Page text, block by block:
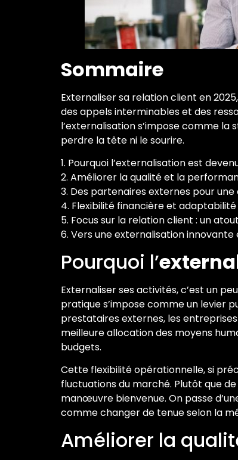
Sommaire
Externaliser sa relation client en
des appels interminables et des
l’externalisation s’impose comme
perdre la tête ni le sourire.
1. Pourquoi l’externalisation est
2. Améliorer la qualité et la
3. Des partenaires externes pour
4. Flexibilité financière et
5. Focus sur la relation client : un
6. Vers une externalisation
Pourquoi l’
Externaliser ses activités, c’est un
pratique s’impose comme un levier
prestataires externes, les
meilleure allocation des moyens
budgets.
Cette flexibilité opérationnelle, si
fluctuations du marché. Plutôt que
manœuvre bienvenue. On passe
comme changer de tenue selon la
Améliorer la